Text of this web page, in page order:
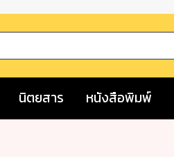
นิตยสาร หนังสือพิมพ์